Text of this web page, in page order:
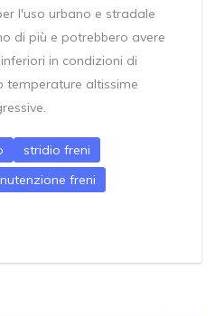
l'uso urbano e stradale
di più e potrebbero avere
in condizioni di
temperature altissime
stridio freni
freni